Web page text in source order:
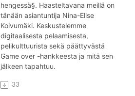
hengessä§. Haasteltavana meillä on
tänään asiantuntija Nina-Elise
Koivumäki. Keskustelemme
digitaalisesta pelaamisesta,
pelikulttuurista sekä päättyvästä
Game over -hankkeesta ja mitä sen
jälkeen tapahtuu.
33